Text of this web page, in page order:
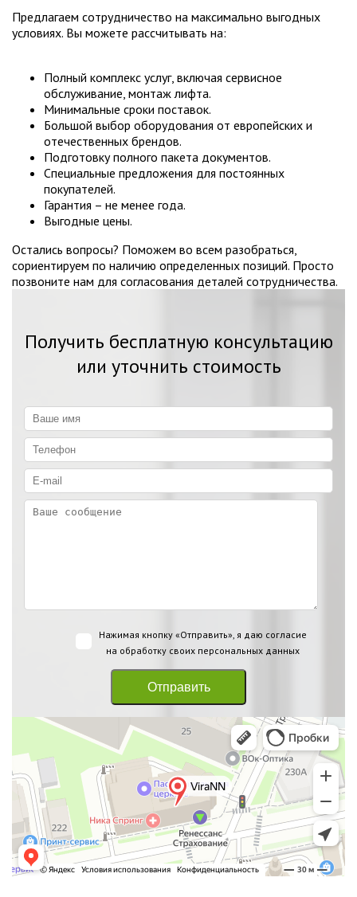
Предлагаем сотрудничество на максимально выгодных
условиях. Вы можете рассчитывать на:
Полный комплекс услуг, включая сервисное
обслуживание, монтаж лифта.
Минимальные сроки поставок.
Большой выбор оборудования от европейских и
отечественных брендов.
Подготовку полного пакета документов.
Специальные предложения для постоянных
покупателей.
Гарантия – не менее года.
Выгодные цены.
Остались вопросы? Поможем во всем разобраться,
сориентируем по наличию определенных позиций. Просто
позвоните нам для согласования деталей сотрудничества.
Получить бесплатную консультацию
или уточнить стоимость
Нажимая кнопку «Отправить», я даю согласие
на обработку своих персональных данных
Отправить